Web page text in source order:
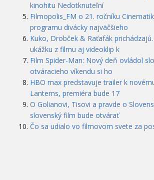
kinohitu Nedotknuteľní
Filmopolis_FM o 21. ročníku
programu divácky najväčšieho
Kuko, Drobček & Raťafák
ukážku z filmu aj videoklip k
Film Spider-Man: Nový deň ovládol
otváracieho víkendu si ho
HBO max predstavuje trailer k
Lanterns, premiéra bude 17
O Golianovi, Tisovi a pravde o
slovenský film bude otvárať
Čo sa udialo vo filmovom svete za